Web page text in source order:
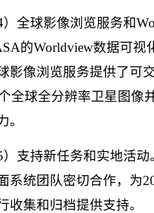
）全球影像浏览服务和
的Worldview数据可视
影像浏览服务提供了可
全球全分辨率卫星图像
。
）支持新任务和实地活动
系统团队密切合作，为
收集和归档提供支持。